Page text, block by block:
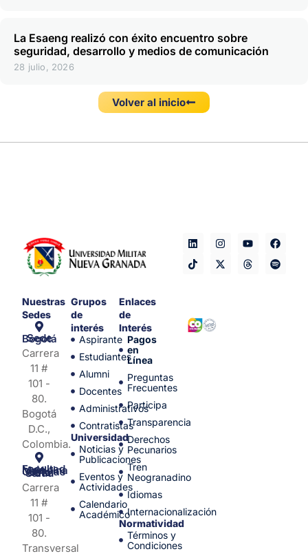
La Esaeng realizó con éxito encuentro sobre
seguridad, desarrollo y medios de comunicación
28 julio, 2026
Volver al inicio
Nuestras
Sedes
Sede Bogotá
Carrera
11 #
101 -
80.
Bogotá
D.C.,
Colombia.
Facultad de Medicina y Ciencias de la Salud
Carrera
11 #
101 -
80.
Transversal
Grupos
de
interés
Aspirante
Estudiantes
Alumni
Docentes
Administrativos
Contratistas
Universidad
Noticias y
Publicaciones
Eventos y
Actividades
Calendario
Académico
Enlaces
de
Interés
Pagos
en
Línea
Preguntas
Frecuentes
Participa
Transparencia
Derechos
Pecunarios
Tren
Neogranadino
Idiomas
Internacionalización
Normatividad
Términos y
Condiciones